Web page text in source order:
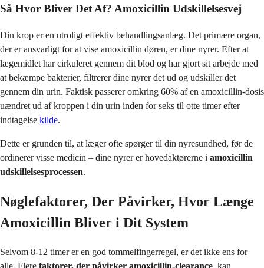
Så Hvor Bliver Det Af? Amoxicillin Udskillelsesvej
Din krop er en utroligt effektiv behandlingsanlæg. Det primære organ,
der er ansvarligt for at vise amoxicillin døren, er dine nyrer. Efter at
lægemidlet har cirkuleret gennem dit blod og har gjort sit arbejde med
at bekæmpe bakterier, filtrerer dine nyrer det ud og udskiller det
gennem din urin. Faktisk passerer omkring 60% af en amoxicillin-dosis
uændret ud af kroppen i din urin inden for seks til otte timer efter
indtagelse kilde.
Dette er grunden til, at læger ofte spørger til din nyresundhed, før de
ordinerer visse medicin – dine nyrer er hovedaktørerne i amoxicillin
udskillelsesprocessen.
Nøglefaktorer, Der Påvirker, Hvor Længe
Amoxicillin Bliver i Dit System
Selvom 8-12 timer er en god tommelfingerregel, er det ikke ens for
alle. Flere faktorer, der påvirker amoxicillin-clearance, kan